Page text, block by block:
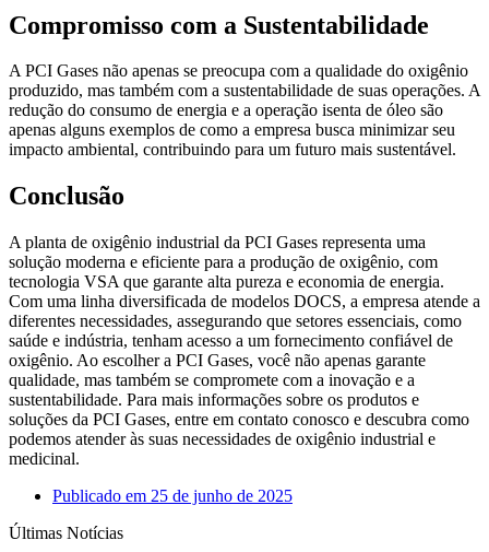
Compromisso com a Sustentabilidade
A PCI Gases não apenas se preocupa com a qualidade do oxigênio
produzido, mas também com a sustentabilidade de suas operações. A
redução do consumo de energia e a operação isenta de óleo são
apenas alguns exemplos de como a empresa busca minimizar seu
impacto ambiental, contribuindo para um futuro mais sustentável.
Conclusão
A planta de oxigênio industrial da PCI Gases representa uma
solução moderna e eficiente para a produção de oxigênio, com
tecnologia VSA que garante alta pureza e economia de energia.
Com uma linha diversificada de modelos DOCS, a empresa atende a
diferentes necessidades, assegurando que setores essenciais, como
saúde e indústria, tenham acesso a um fornecimento confiável de
oxigênio. Ao escolher a PCI Gases, você não apenas garante
qualidade, mas também se compromete com a inovação e a
sustentabilidade. Para mais informações sobre os produtos e
soluções da PCI Gases, entre em contato conosco e descubra como
podemos atender às suas necessidades de oxigênio industrial e
medicinal.
Publicado em 25 de junho de 2025
Últimas Notícias